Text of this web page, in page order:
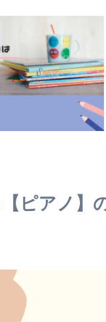
ピアノ】